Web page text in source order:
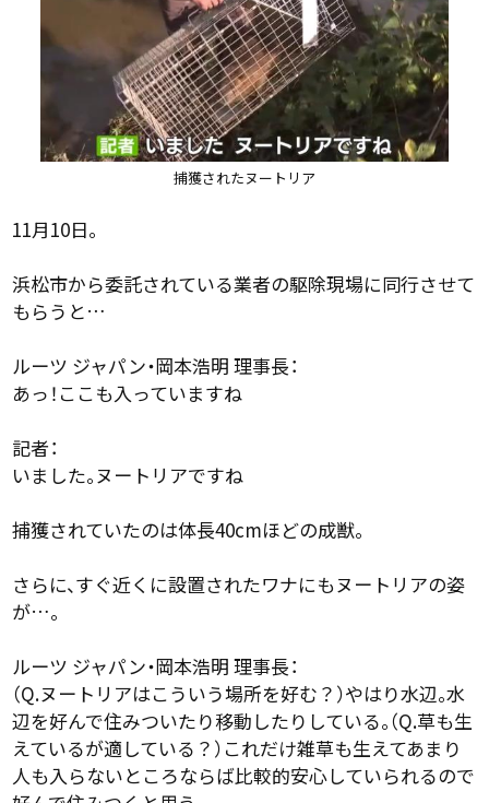
捕獲されたヌートリア
11月10日。
浜松市から委託されている業者の駆除現場に同行させて
もらうと…
ルーツ ジャパン・岡本浩明 理事長：
あっ！ここも入っていますね
記者：
いました。ヌートリアですね
捕獲されていたのは体長40cmほどの成獣。
さらに、すぐ近くに設置されたワナにもヌートリアの姿
が…。
ルーツ ジャパン・岡本浩明 理事長：
（Q.ヌートリアはこういう場所を好む？）やはり水辺。水
辺を好んで住みついたり移動したりしている。（Q.草も生
えているが適している？）これだけ雑草も生えてあまり
人も入らないところならば比較的安心していられるので